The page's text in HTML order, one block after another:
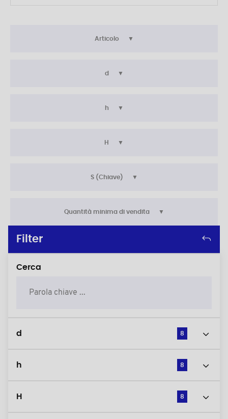
Articolo
d
h
H
S (Chiave)
Quantità minima di vendita
Filter
Cerca
d 8
h 8
H 8